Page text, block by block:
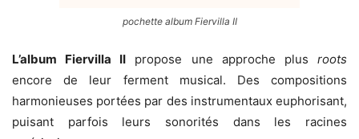
pochette album Fiervilla II
L’album Fiervilla II propose une approche plusroots
encore de leur ferment musical. Des compositions
harmonieuses portées par des instrumentaux euphorisant,
puisant parfois leurs sonorités dans les racines